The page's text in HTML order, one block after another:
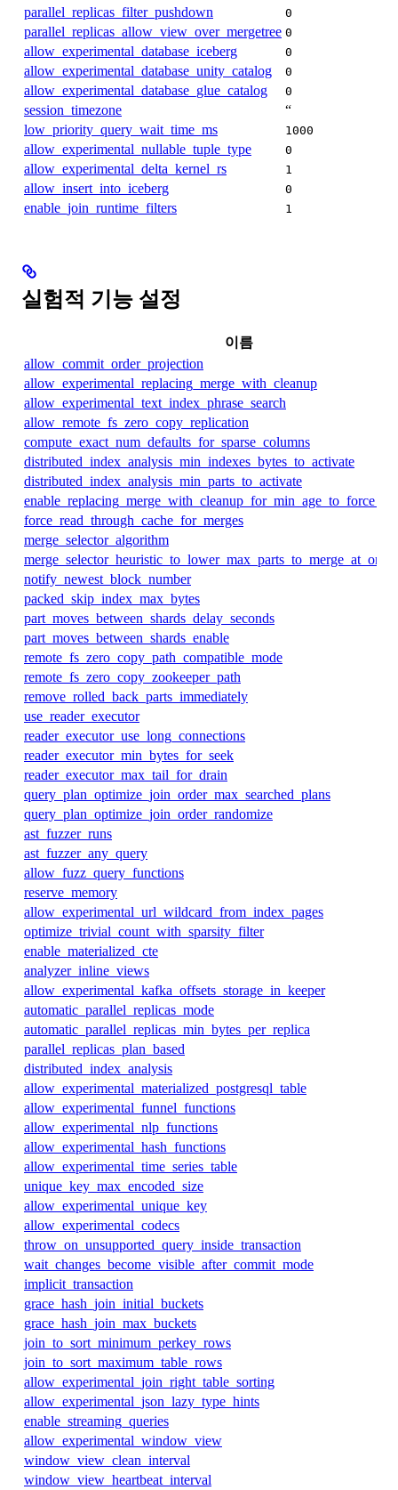
parallel_replicas_filter_pushdown 0
parallel_replicas_allow_view_over_mergetree 0
allow_experimental_database_iceberg 0
allow_experimental_database_unity_catalog 0
allow_experimental_database_glue_catalog 0
session_timezone
“
low_priority_query_wait_time_ms
1000
allow_experimental_nullable_tuple_type 0
allow_experimental_delta_kernel_rs 1
allow_insert_into_iceberg 0
enable_join_runtime_filters 1
실험적 기능 설정
이름
allow_commit_order_projection
allow_experimental_replacing_merge_with_cleanup
allow_experimental_text_index_phrase_search
allow_remote_fs_zero_copy_replication
compute_exact_num_defaults_for_sparse_columns
distributed_index_analysis_min_indexes_bytes_to_activate
distributed_index_analysis_min_parts_to_activate
force_read_through_cache_for_merges
merge_selector_algorithm
notify_newest_block_number
packed_skip_index_max_bytes
part_moves_between_shards_delay_seconds
part_moves_between_shards_enable
remote_fs_zero_copy_path_compatible_mode
remote_fs_zero_copy_zookeeper_path
remove_rolled_back_parts_immediately
use_reader_executor
reader_executor_use_long_connections
reader_executor_min_bytes_for_seek
reader_executor_max_tail_for_drain
query_plan_optimize_join_order_max_searched_plans
query_plan_optimize_join_order_randomize
ast_fuzzer_runs
ast_fuzzer_any_query
allow_fuzz_query_functions
reserve_memory
allow_experimental_url_wildcard_from_index_pages
optimize_trivial_count_with_sparsity_filter
enable_materialized_cte
analyzer_inline_views
allow_experimental_kafka_offsets_storage_in_keeper
automatic_parallel_replicas_mode
automatic_parallel_replicas_min_bytes_per_replica
parallel_replicas_plan_based
distributed_index_analysis
allow_experimental_materialized_postgresql_table
allow_experimental_funnel_functions
allow_experimental_nlp_functions
allow_experimental_hash_functions
allow_experimental_time_series_table
unique_key_max_encoded_size
allow_experimental_unique_key
allow_experimental_codecs
throw_on_unsupported_query_inside_transaction
wait_changes_become_visible_after_commit_mode
implicit_transaction
grace_hash_join_initial_buckets
grace_hash_join_max_buckets
join_to_sort_minimum_perkey_rows
join_to_sort_maximum_table_rows
allow_experimental_join_right_table_sorting
allow_experimental_json_lazy_type_hints
enable_streaming_queries
allow_experimental_window_view
window_view_clean_interval
window_view_heartbeat_interval